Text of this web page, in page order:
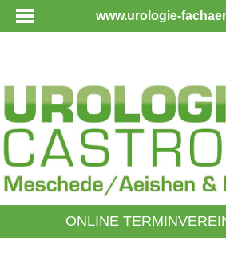
www.urologie-
ONLINE